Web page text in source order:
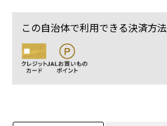
この自治体で利用できる決済方法